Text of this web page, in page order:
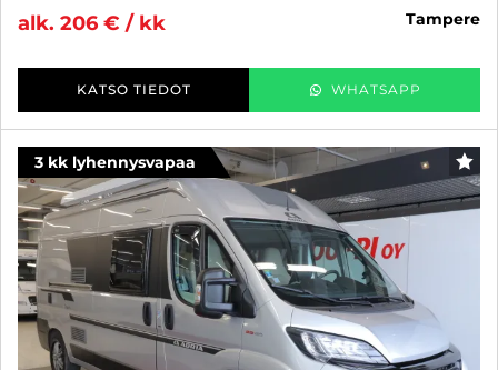
alk. 206 € / kk
tampere
KATSO TIEDOT WHATSAPP
3 kk lyhennysvapaa